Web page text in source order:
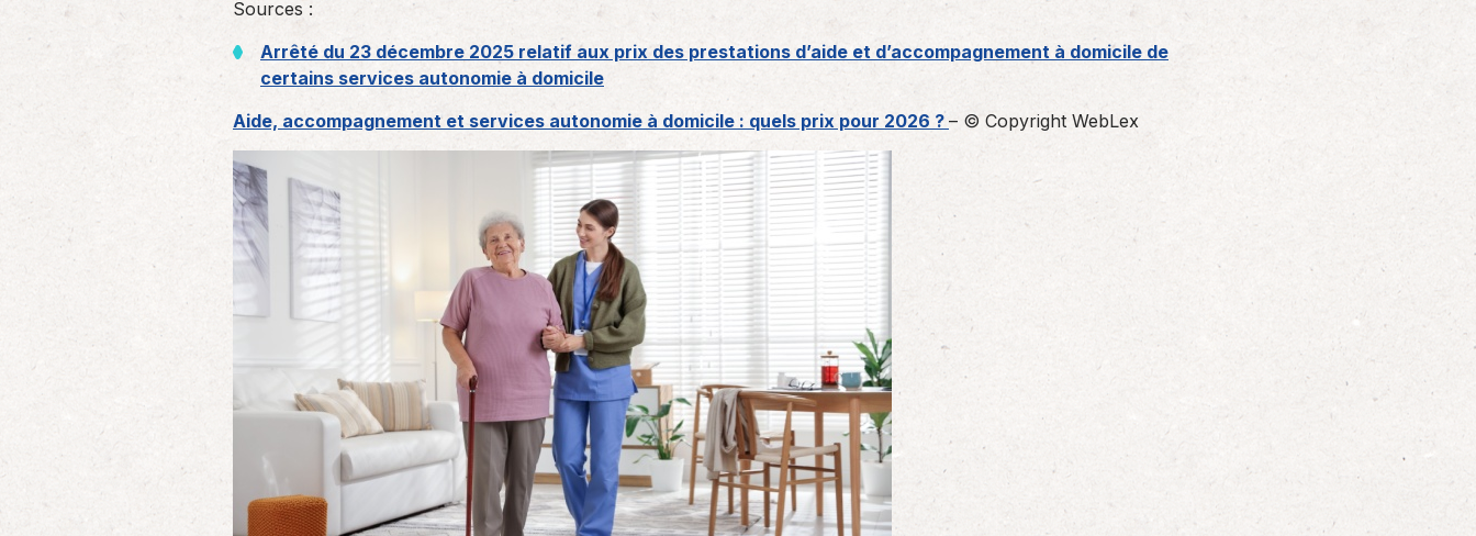
Sources :
Arrêté du 23 décembre 2025 relatif aux prix des prestations d’aide et d’accompagnement à domicile de
certains services autonomie à domicile
Aide, accompagnement et services autonomie à domicile : quels prix pour 2026 ? – © Copyright WebLex